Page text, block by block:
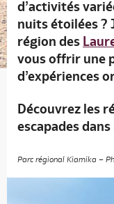
d’activités
nuits étoilées ?
région des
vous offrir une
d’expériences
Découvrez les
escapades
Parc régional Kiamika –